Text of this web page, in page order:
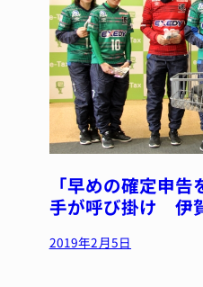
「早めの確定申
手が呼び掛け 伊
2019年2月5日